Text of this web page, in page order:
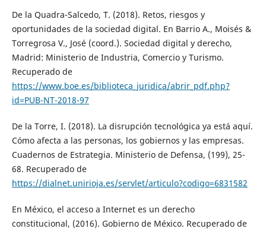
De la Quadra-Salcedo, T. (2018). Retos, riesgos y
oportunidades de la sociedad digital. En Barrio A., Moisés &
Torregrosa V., José (coord.). Sociedad digital y derecho,
Madrid: Ministerio de Industria, Comercio y Turismo.
Recuperado de
https://www.boe.es/biblioteca_juridica/abrir_pdf.php?
id=PUB-NT-2018-97
De la Torre, I. (2018). La disrupción tecnológica ya está aquí.
Cómo afecta a las personas, los gobiernos y las empresas.
Cuadernos de Estrategia. Ministerio de Defensa, (199), 25-
68. Recuperado de
https://dialnet.unirioja.es/servlet/articulo?codigo=6831582
En México, el acceso a Internet es un derecho
constitucional, (2016). Gobierno de México. Recuperado de